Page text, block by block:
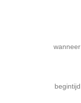
wanneer
begintijd